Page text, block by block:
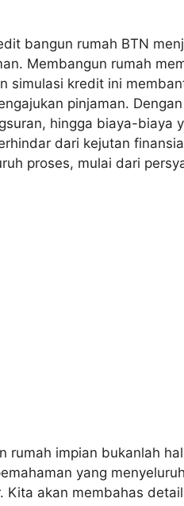
bangun rumah BTN
Membangun rumah
simulasi kredit ini
pinjaman.
hingga biaya-biaya
dari kejutan
proses, mulai dari
rumah impian bukanlah
yang
Kita akan membahas